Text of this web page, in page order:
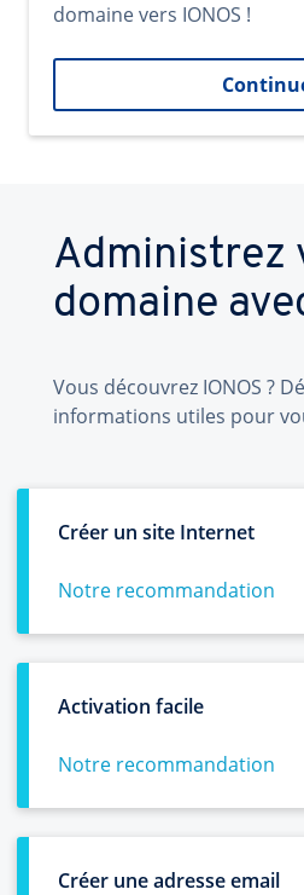
domaine vers IONOS !
Administrez
domaine
Vous découvrez IONOS ?
informations utiles pour
Créer un site Internet
Notre recommandation
Activation facile
Notre recommandation
Créer une adresse email